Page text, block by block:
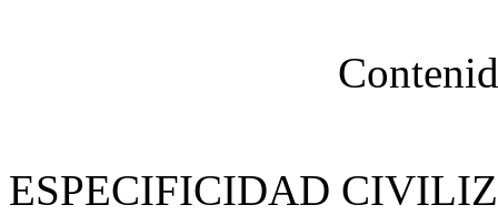
ESPECIFICIDAD